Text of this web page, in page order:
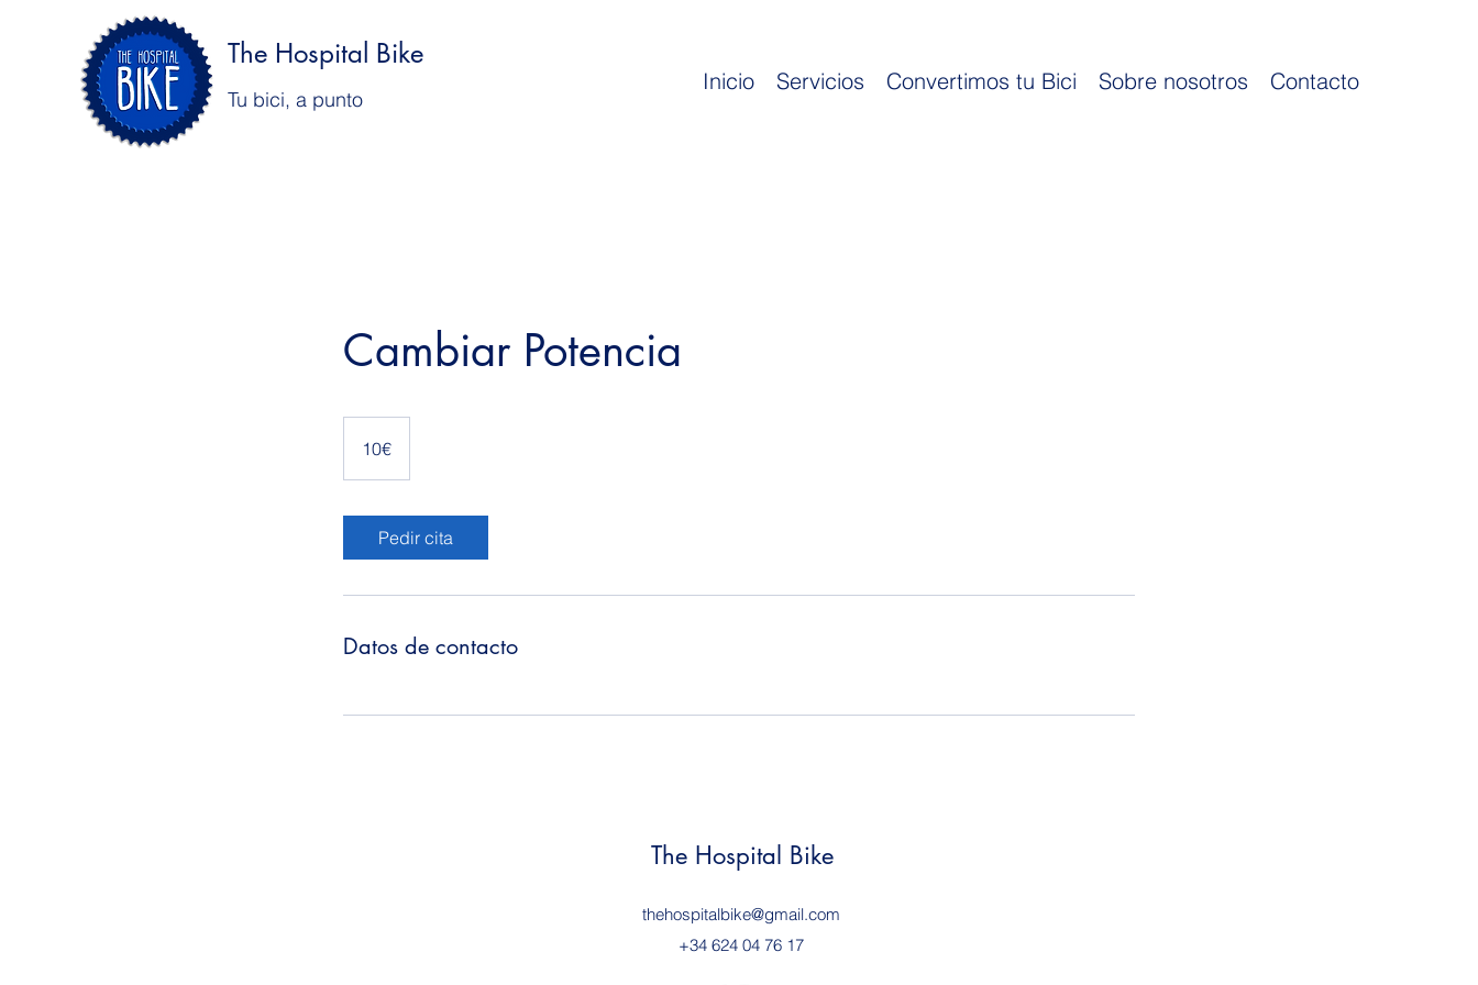
The Hospital Bike
Tu bici, a punto
Inicio Servicios Convertimos tu Bici Sobre nosotros Contacto
Cambiar Potencia
10€
Pedir cita
Datos de contacto
The Hospital Bike
thehospitalbike@gmail.com
+34 624 04 76 17